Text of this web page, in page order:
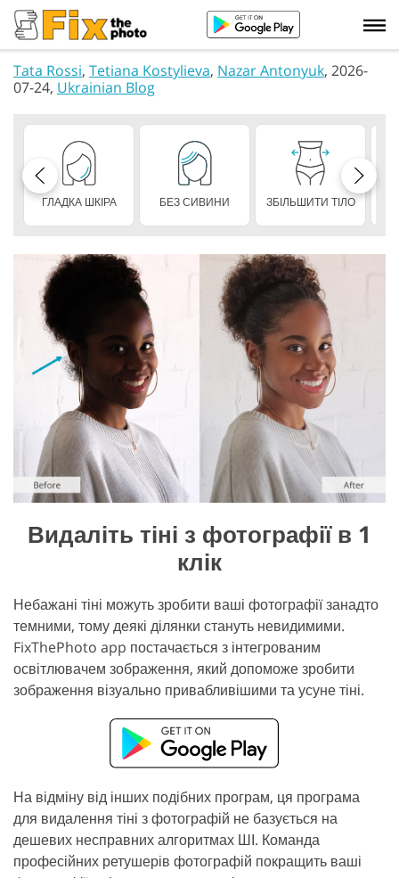
Tata Rossi, Tetiana Kostylieva, Nazar Antonyuk, 2026-
07-24, Ukrainian Blog
ГЛАДКА ШКІРА БЕЗ СИВИНИ ЗБІЛЬШИТИ ТІЛО
Видаліть тіні з фотографії в 1
клік
Небажані тіні можуть зробити ваші фотографії занадто
темними, тому деякі ділянки стануть невидимими.
FixThePhoto app постачається з інтегрованим
освітлювачем зображення, який допоможе зробити
зображення візуально привабливішими та усуне тіні.
На відміну від інших подібних програм, ця програма
для видалення тіні з фотографій не базується на
дешевих несправних алгоритмах ШІ. Команда
професійних ретушерів фотографій покращить ваші